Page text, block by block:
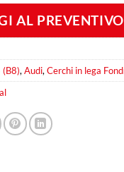
AL PREVENTIVO
(B8), Audi, Cerchi in lega